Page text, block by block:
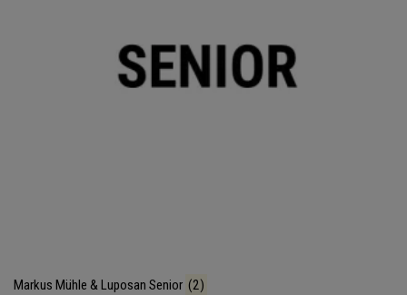
Markus Mühle & Luposan Senior (2)